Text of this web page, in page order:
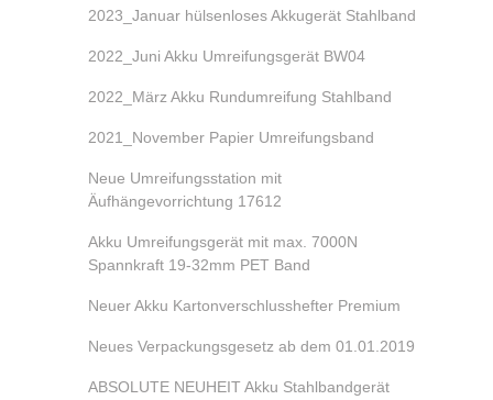
2023_Januar hülsenloses Akkugerät Stahlband
2022_Juni Akku Umreifungsgerät BW04
2022_März Akku Rundumreifung Stahlband
2021_November Papier Umreifungsband
Neue Umreifungsstation mit
Äufhängevorrichtung 17612
Akku Umreifungsgerät mit max. 7000N
Spannkraft 19-32mm PET Band
Neuer Akku Kartonverschlusshefter Premium
Neues Verpackungsgesetz ab dem 01.01.2019
ABSOLUTE NEUHEIT Akku Stahlbandgerät